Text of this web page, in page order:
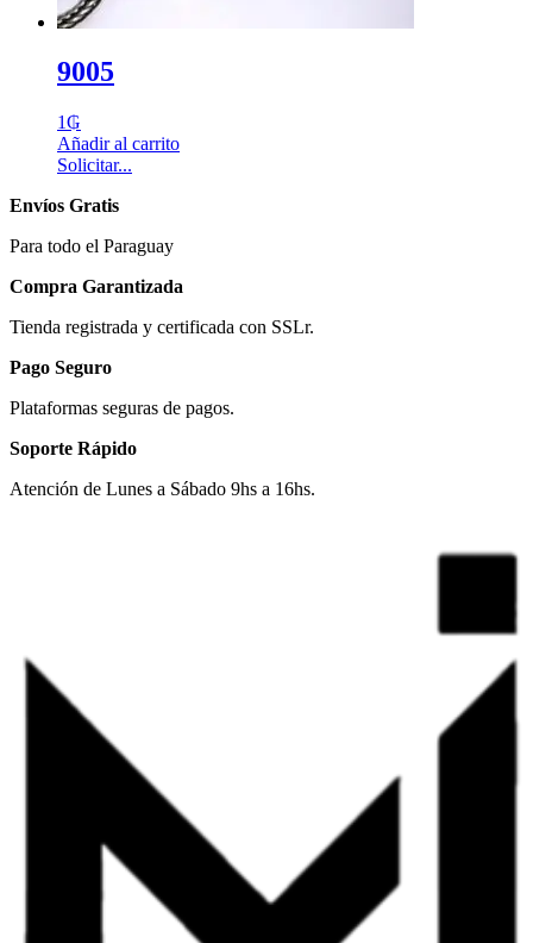
9005
1₲
Añadir al carrito
Solicitar...
Envíos Gratis
Para todo el Paraguay
Compra Garantizada
Tienda registrada y certificada con SSLr.
Pago Seguro
Plataformas seguras de pagos.
Soporte Rápido
Atención de Lunes a Sábado 9hs a 16hs.